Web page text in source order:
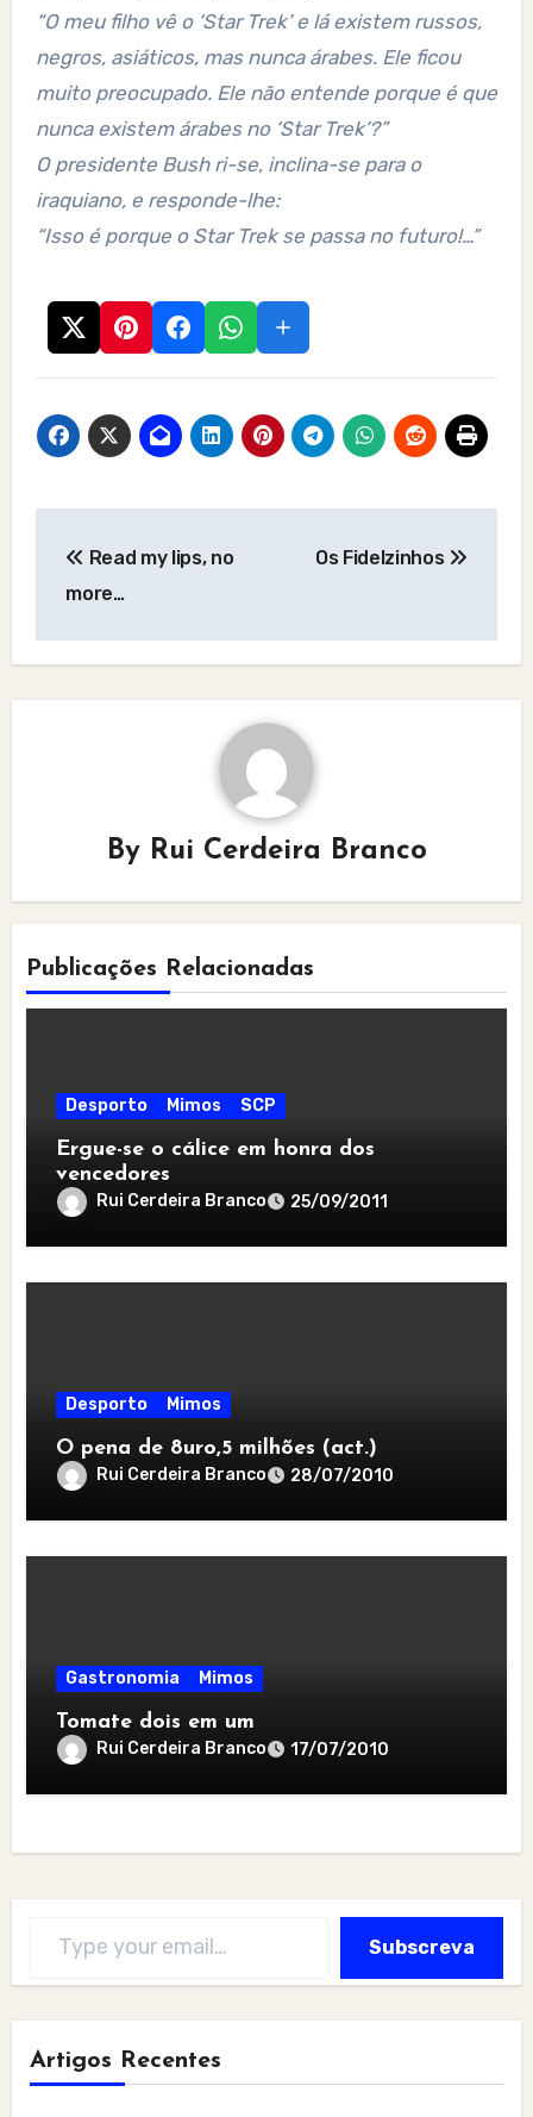
“O meu filho vê o ‘Star Trek’ e lá existem russos,
negros, asiáticos, mas nunca árabes. Ele ficou
muito preocupado. Ele não entende porque é que
nunca existem árabes no ‘Star Trek’?”
O presidente Bush ri-se, inclina-se para o
iraquiano, e responde-lhe:
“Isso é porque o Star Trek se passa no futuro!…”
navigation
Read my lips, no
more…
Os Fidelzinhos
By Rui Cerdeira Branco
Publicações Relacionadas
Desporto Mimos SCP
Ergue-se o cálice em honra dos
vencedores
Rui Cerdeira Branco 25/09/2011
Desporto Mimos
O pena de 8uro,5 milhões (act.)
Rui Cerdeira Branco 28/07/2010
Gastronomia Mimos
Tomate dois em um
Rui Cerdeira Branco 17/07/2010
Subscreva
Artigos Recentes